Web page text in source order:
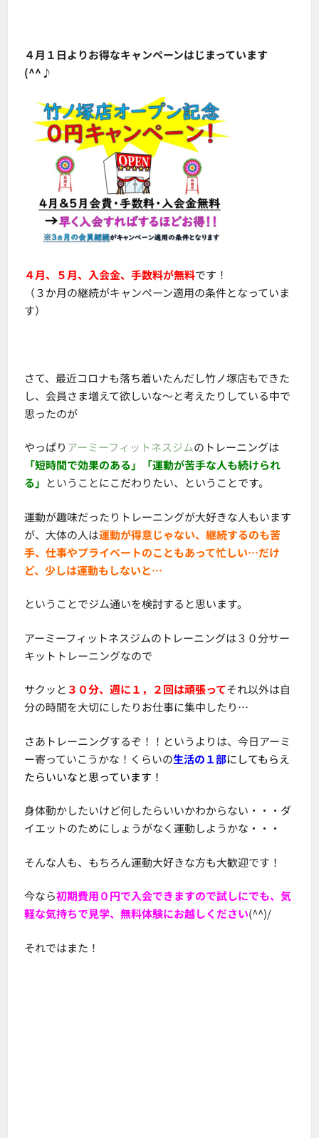
４月１日よりお得なキャンペーンはじまっています
(^^♪
４月、５月、入会金、手数料が無料です！
（３か月の継続がキャンペーン適用の条件となっていま
す）
さて、最近コロナも落ち着いたんだし竹ノ塚店もできた
し、会員さま増えて欲しいな～と考えたりしている中で
思ったのが
やっぱり アーミーフィットネスジムのトレーニングは
「短時間で効果のある」
「運動が苦手な人も続けられ
る」 ということにこだわりたい、ということです。
運動が趣味だったりトレーニングが大好きな人もいます
が、大体の人は運動が得意じゃない、継続するのも苦
手、仕事やプライベートのこともあって忙しい…だけ
ど、少しは運動もしないと…
ということでジム通いを検討すると思います。
アーミーフィットネスジムのトレーニングは３０分サー
キットトレーニングなので
サクッと ３０分、週に１，２回は頑張ってそれ以外は自
分の時間を大切にしたりお仕事に集中したり…
さあトレーニングするぞ！！というよりは、今日アーミ
ー寄っていこうかな！くらいの生活の１部にしてもらえ
たらいいなと思っています！
身体動かしたいけど何したらいいかわからない・・・ダ
イエットのためにしょうがなく運動しようかな・・・
そんな人も、もちろん運動大好きな方も大歓迎です！
今なら初期費用０円で入会できますので試しにでも、気
軽な気持ちで見学、無料体験にお越しください(^^)/
それではまた！